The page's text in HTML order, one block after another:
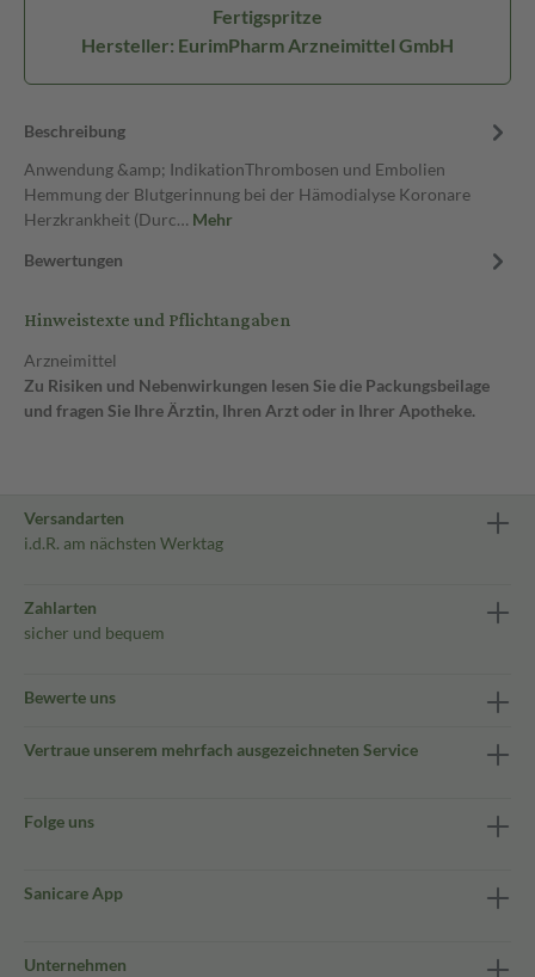
Fertigspritze
Hersteller: EurimPharm Arzneimittel GmbH
Beschreibung
Anwendung &amp; IndikationThrombosen und Embolien
Hemmung der Blutgerinnung bei der Hämodialyse Koronare
Herzkrankheit (Durc… Mehr
Bewertungen
Hinweistexte und Pflichtangaben
Arzneimittel
Zu Risiken und Nebenwirkungen lesen Sie die Packungsbeilage
und fragen Sie Ihre Ärztin, Ihren Arzt oder in Ihrer Apotheke.
Versandarten
i.d.R. am nächsten Werktag
Zahlarten
sicher und bequem
Bewerte uns
Vertraue unserem mehrfach ausgezeichneten Service
Folge uns
Sanicare App
Unternehmen